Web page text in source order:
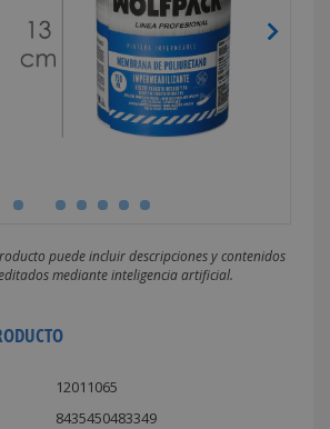
puede incluir descripciones y contenidos
mediante inteligencia artificial.
12011065
8435450483349